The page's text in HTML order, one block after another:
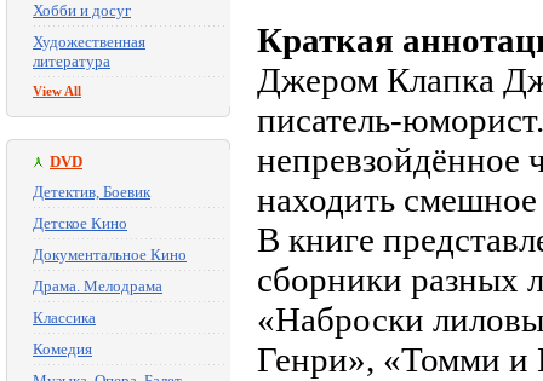
Хобби и досуг
Художественная
литература
View All
DVD
Детектив, Боевик
Детское Кино
Документальное Кино
Драма. Мелодрама
Классика
Комедия
Краткая
Джером Клапка
писатель-
непревзойдённое
находить
В книге
сборники разных
«Наброски
Генри», «Томми и